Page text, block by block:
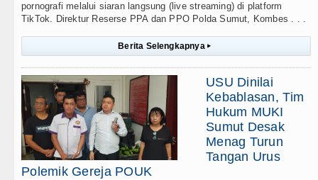
pornografi melalui siaran langsung (live streaming) di platform
TikTok. Direktur Reserse PPA dan PPO Polda Sumut, Kombes . . .
Berita Selengkapnya ▸
USU Dinilai
Kebablasan, Tim
Hukum MUKI
Sumut Desak
Menag Turun
Tangan Urus
Polemik Gereja POUK